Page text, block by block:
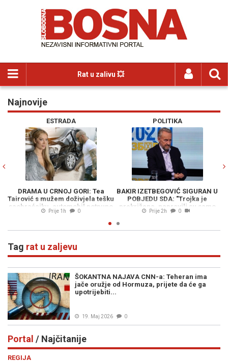
Rat u zalivu 💥
Najnovije
ESTRADA
DRAMA U CRNOJ GORI: Tea
Tairović s mužem doživjela tešku
saobraćajku, automobil potpuno
havarisan
Prije 1h 0
POLITIKA
BAKIR IZETBEGOVIĆ SIGURAN U
POBJEDU SDA: "Trojka je
prekrižena, napravili su samo
belaj"
Prije 2h 0
Tag rat u zaljevu
ŠOKANTNA NAJAVA CNN-a: Teheran ima
jače oružje od Hormuza, prijete da će ga
upotrijebiti...
19. Maj 2026 0
Portal / Najčitanije
REGIJA